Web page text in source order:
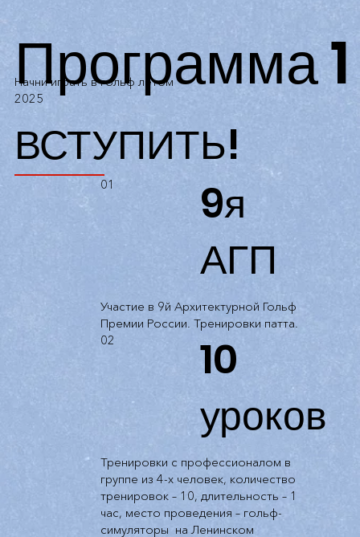
Программа 1
Начни играть в гольф летом
2025
ВСТУПИТЬ!
01
9я
АГП
Участие в 9й Архитектурной Гольф
Премии России. Тренировки патта.
02
10
уроков
Тренировки с профессионалом в
группе из 4-х человек, количество
тренировок – 10, длительность – 1
час, место проведения – гольф-
симуляторы на Ленинском